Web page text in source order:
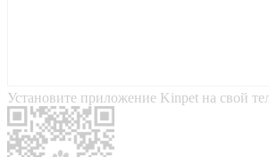
Установите приложение Kinpet на свой